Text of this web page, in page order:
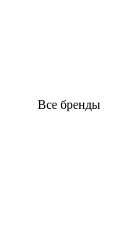
Все бренды